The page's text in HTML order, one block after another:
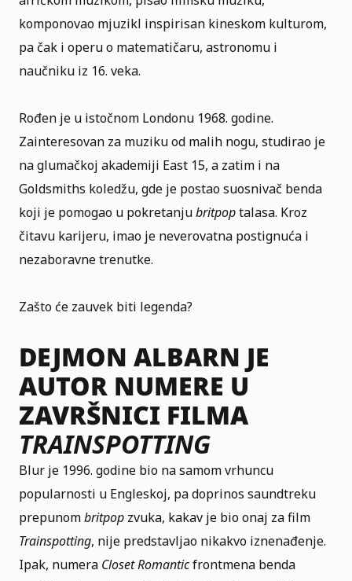
komponovao mjuzikl inspirisan kineskom kulturom,
pa čak i operu o matematičaru, astronomu i
naučniku iz 16. veka.
Rođen je u istočnom Londonu 1968. godine.
Zainteresovan za muziku od malih nogu, studirao je
na glumačkoj akademiji East 15, a zatim i na
Goldsmiths koledžu, gde je postao suosnivač benda
koji je pomogao u pokretanjubritpoptalasa. Kroz
čitavu karijeru, imao je neverovatna postignuća i
nezaboravne trenutke.
Zašto će zauvek biti legenda?
DEJMON ALBARN JE
AUTOR NUMERE U
ZAVRŠNICI FILMA
TRAINSPOTTING
Blur je 1996. godine bio na samom vrhuncu
popularnosti u Engleskoj, pa doprinos saundtreku
prepunombritpop zvuka, kakav je bio onaj za film
Trainspotting, nije predstavljao nikakvo iznenađenje.
Ipak, numera Closet Romanticfrontmena benda